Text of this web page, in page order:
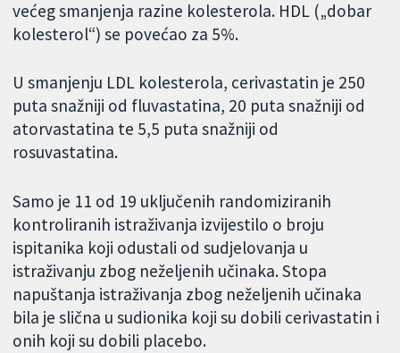
većeg smanjenja razine kolesterola. HDL („dobar
kolesterol“) se povećao za 5%.
U smanjenju LDL kolesterola, cerivastatin je 250
puta snažniji od fluvastatina, 20 puta snažniji od
atorvastatina te 5,5 puta snažniji od
rosuvastatina.
Samo je 11 od 19 uključenih randomiziranih
kontroliranih istraživanja izvijestilo o broju
ispitanika koji odustali od sudjelovanja u
istraživanju zbog neželjenih učinaka. Stopa
napuštanja istraživanja zbog neželjenih učinaka
bila je slična u sudionika koji su dobili cerivastatin i
onih koji su dobili placebo.